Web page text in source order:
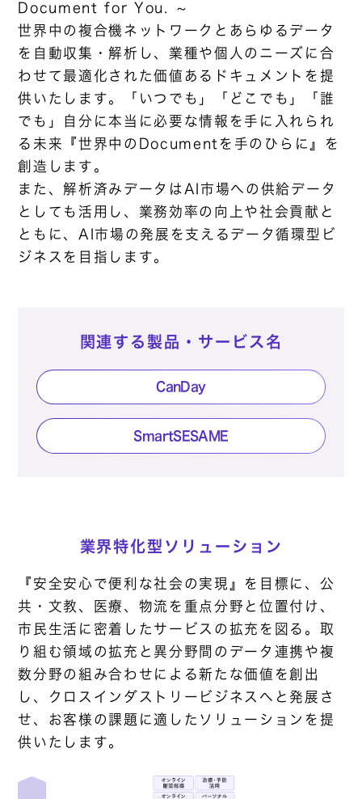
Document for You. ～
世界中の複合機ネットワークとあらゆるデータ
を自動収集・解析し、業種や個人のニーズに合
わせて最適化された価値あるドキュメントを提
供いたします。「いつでも」「どこでも」「誰
でも」自分に本当に必要な情報を手に入れられ
る未来『世界中のDocumentを手のひらに』を
創造します。
また、解析済みデータはAI市場への供給データ
としても活用し、業務効率の向上や社会貢献と
ともに、AI市場の発展を支えるデータ循環型ビ
ジネスを目指します。
関連する製品・サービス名
CanDay
SmartSESAME
業界特化型ソリューション
『安全安心で便利な社会の実現』を目標に、公
共・文教、医療、物流を重点分野と位置付け、
市民生活に密着したサービスの拡充を図る。取
り組む領域の拡充と異分野間のデータ連携や複
数分野の組み合わせによる新たな価値を創出
し、クロスインダストリービジネスへと発展さ
せ、お客様の課題に適したソリューションを提
供いたします。